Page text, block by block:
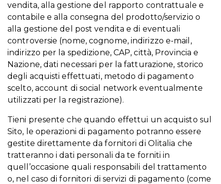
vendita, alla gestione del rapporto contrattuale e
contabile e alla consegna del prodotto/servizio o
alla gestione del post vendita e di eventuali
controversie (nome, cognome, indirizzo e-mail,
indirizzo per la spedizione, CAP, città, Provincia e
Nazione, dati necessari per la fatturazione, storico
degli acquisti effettuati, metodo di pagamento
scelto, account di social network eventualmente
utilizzati per la registrazione).
Tieni presente che quando effettui un acquisto sul
Sito, le operazioni di pagamento potranno essere
gestite direttamente da fornitori di Olitalia che
tratteranno i dati personali da te forniti in
quell’occasione quali responsabili del trattamento
o, nel caso di fornitori di servizi di pagamento (come